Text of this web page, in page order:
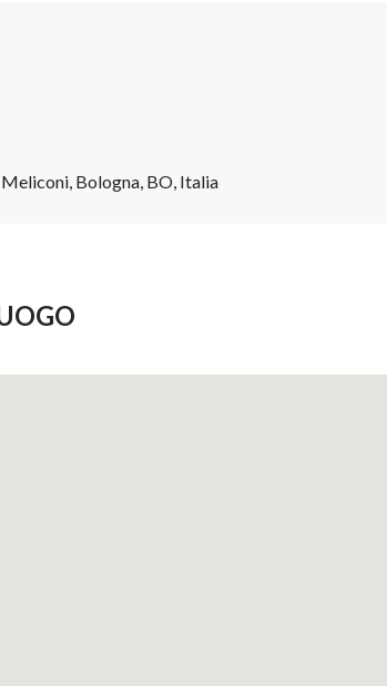
Bologna, BO, Italia